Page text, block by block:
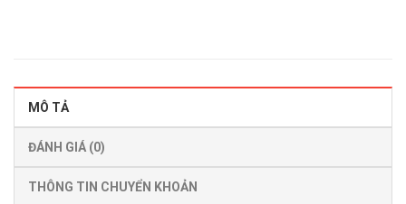
MÔ TẢ
ĐÁNH GIÁ (0)
THÔNG TIN CHUYỂN KHOẢN